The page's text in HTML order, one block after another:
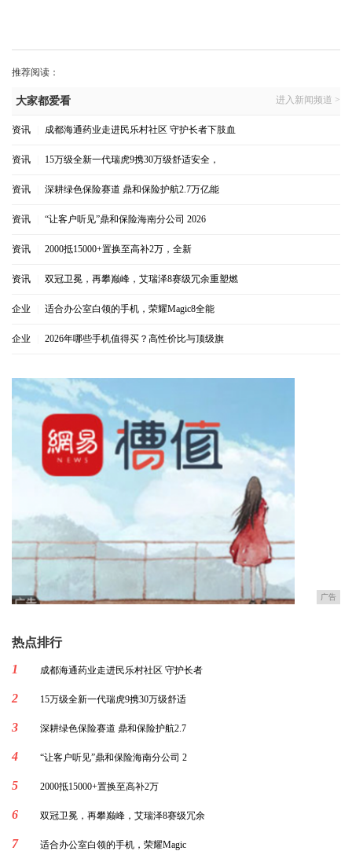
推荐阅读：
大家都爱看 进入新闻频道 >
资讯 成都海通药业走进民乐村社区 守护长者下肢血
资讯 15万级全新一代瑞虎9携30万级舒适安全，
资讯 深耕绿色保险赛道 鼎和保险护航2.7万亿能
资讯 “让客户听见”鼎和保险海南分公司 2026
资讯 2000抵15000+置换至高补2万，全新
资讯 双冠卫冕，再攀巅峰，艾瑞泽8赛级冗余重塑燃
企业 适合办公室白领的手机，荣耀Magic8全能
企业 2026年哪些手机值得买？高性价比与顶级旗
广告
热点排行
1
成都海通药业走进民乐村社区 守护长者
2 15万级全新一代瑞虎9携30万级舒适
3 深耕绿色保险赛道 鼎和保险护航2.7
4 “让客户听见”鼎和保险海南分公司 2
5 2000抵15000+置换至高补2万
6 双冠卫冕，再攀巅峰，艾瑞泽8赛级冗余
7 适合办公室白领的手机，荣耀Magic